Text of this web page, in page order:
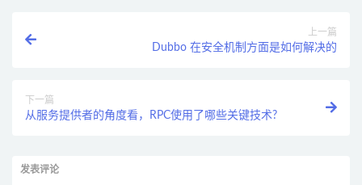
上一篇
Dubbo 在安全机制方面是如何解决的
下一篇
从服务提供者的角度看，RPC使用了哪些关键技术?
发表评论